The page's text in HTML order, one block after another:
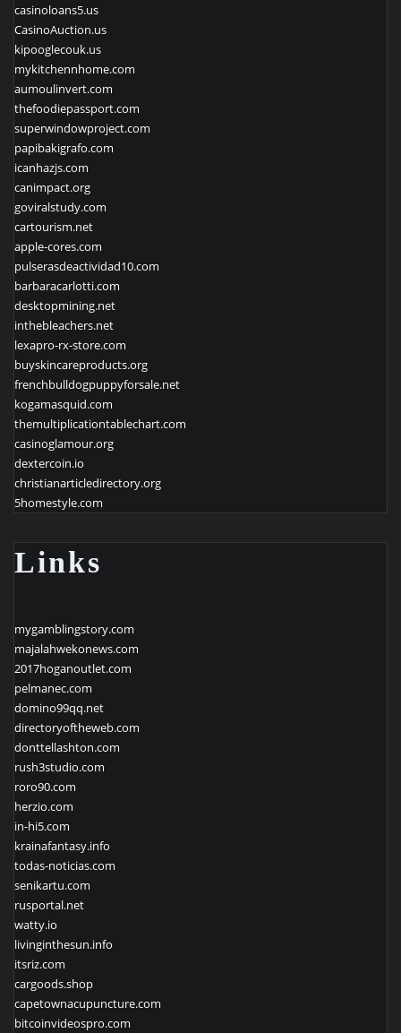
casinoloans5.us
CasinoAuction.us
kipooglecouk.us
mykitchennhome.com
aumoulinvert.com
thefoodiepassport.com
superwindowproject.com
papibakigrafo.com
icanhazjs.com
canimpact.org
goviralstudy.com
cartourism.net
apple-cores.com
pulserasdeactividad10.com
barbaracarlotti.com
desktopmining.net
inthebleachers.net
lexapro-rx-store.com
buyskincareproducts.org
frenchbulldogpuppyforsale.net
kogamasquid.com
themultiplicationtablechart.com
casinoglamour.org
dextercoin.io
christianarticledirectory.org
5homestyle.com
Links
mygamblingstory.com
majalahwekonews.com
2017hoganoutlet.com
pelmanec.com
domino99qq.net
directoryoftheweb.com
donttellashton.com
rush3studio.com
roro90.com
herzio.com
in-hi5.com
krainafantasy.info
todas-noticias.com
senikartu.com
rusportal.net
watty.io
livinginthesun.info
itsriz.com
cargoods.shop
capetownacupuncture.com
bitcoinvideospro.com